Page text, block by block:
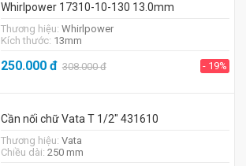
Whirlpower 17310-10-130 13.0mm
Thương hiệu: Whirlpower
Kích thước: 13mm
250.000đ 308.000đ - 19%
Cần nối chữ Vata T 1/2" 431610
Thương hiệu: Vata
Chiều dài: 250 mm